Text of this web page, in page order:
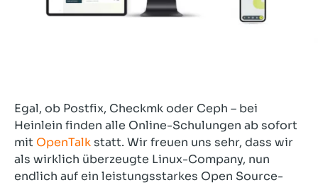
Egal, ob Postfix, Checkmk oder Ceph – bei
Heinlein finden alle Online-Schulungen ab sofort
mit OpenTalk statt. Wir freuen uns sehr, dass wir
als wirklich überzeugte Linux-Company, nun
endlich auf ein leistungsstarkes Open Source-